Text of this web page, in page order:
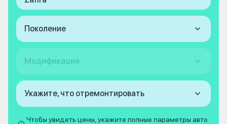
Поколение
Модификация
Укажите, что отремонтировать
Чтобы увидеть цены, укажите полные параметры авто